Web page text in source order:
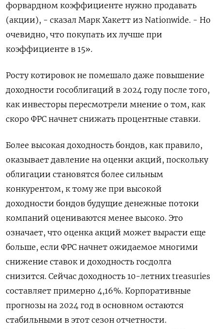
форвардном коэффициенте нужно продавать
(акции), - сказал Марк Хакетт из Nationwide. - Но
очевидно, что покупать их лучше при
коэффициенте в 15».
Росту котировок не помешало даже повышение
доходности гособлигаций в 2024 году после того,
как инвесторы пересмотрели мнение о том, как
скоро ФРС начнет снижать процентные ставки.
Более высокая доходность бондов, как правило,
оказывает давление на оценки акций, поскольку
облигации становятся более сильным
конкурентом, к тому же при высокой
доходности бондов будущие денежные потоки
компаний оцениваются менее высоко. Это
означает, что оценка акций может вырасти еще
больше, если ФРС начнет ожидаемое многими
снижение ставок и доходность госдолга
снизится. Сейчас доходность 10-летних treasuries
составляет примерно 4,16%. Корпоративные
прогнозы на 2024 год в основном остаются
стабильными в этот сезон отчетности.